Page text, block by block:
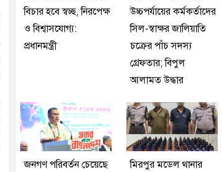
বিচার হবে স্বচ্ছ, নিরপেক্ষ
ও বিশ্বাসযোগ্য:
প্রধানমন্ত্রী
উচ্চপর্যায়ের কর্মকর্তাদের
সিল-স্বাক্ষর জালিয়াতি
চক্রের পাঁচ সদস্য
গ্রেফতার; বিপুল
আলামত উদ্ধার
জনগণ পরিবর্তন চেয়েছে
মিরপুর মডেল থানার